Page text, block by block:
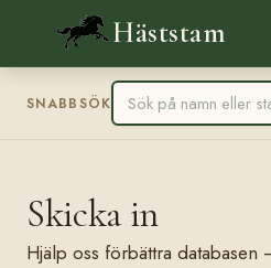
Häststam
SNABBSÖK
Skicka in
Hjälp oss förbättra databasen